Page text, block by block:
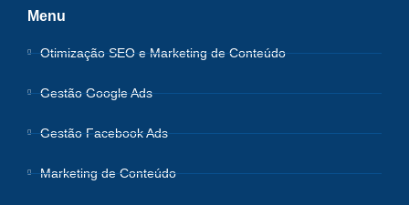
Menu
Otimização SEO e Marketing de Conteúdo
Gestão Google Ads
Gestão Facebook Ads
Marketing de Conteúdo